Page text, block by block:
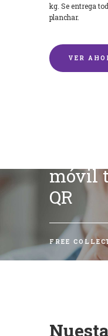
kg. Se entrega
planchar.
VER
móvil
QR
FREE